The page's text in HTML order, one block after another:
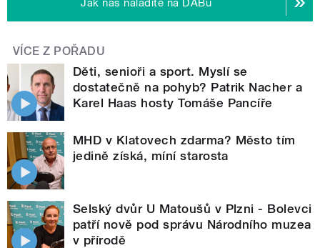
Jak nás naladíte na DABu
VÍCE Z POŘADU
Děti, senioři a sport. Myslí se
dostatečně na pohyb? Patrik Nacher a
Karel Haas hosty Tomáše Pancíře
MHD v Klatovech zdarma? Město tím
jedině získá, míní starosta
Selský dvůr U Matoušů v Plzni - Bolevci
patří nově pod správu Národního muzea
v přírodě